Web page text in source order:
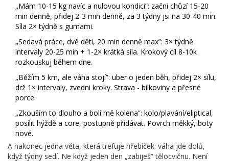
„Mám 10-15 kg navíc a nulovou kondici”: začni chůzí 15-20
min denně, přidej 2-3 min denně, za 3 týdny jsi na 30-40 min.
Síla 2× týdně s gumami.
„Sedavá práce, dvě děti, 20 min denně max”: 3× týdně
intervaly 20-25 min + 1-2× krátká síla. Krokový cíl 8-10k
rozkouskuj během dne.
„Běžím 5 km, ale váha stojí”: uber o jeden běh, přidej 2× sílu,
drž 1× intervaly, zvedni kroky. Strava - bílkoviny a přesné
porce.
„Zkouším to dlouho a bolí mě kolena”: kolo/plavání/eliptical,
posílit hýždě a core, postupně přidávat. Povrch měkký, boty
nové.
A nakonec jedna věta, která trefuje hřebíček: váha jde dolů,
když týdny sedí. Ne když jeden den „zabiješ” tělocvičnu. Není